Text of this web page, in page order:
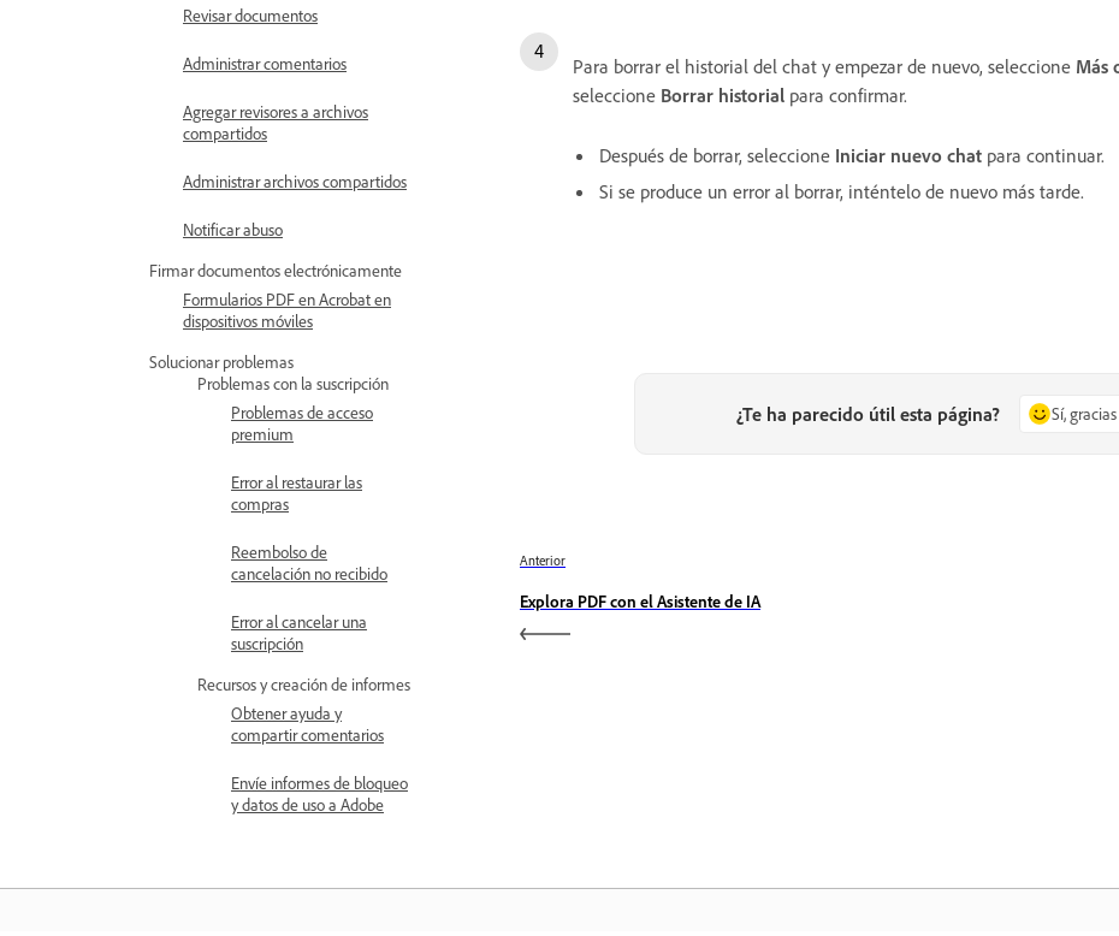
Revisar documentos
Administrar comentarios
Agregar revisores a archivos
compartidos
Administrar archivos compartidos
Notificar abuso
Firmar documentos electrónicamente
Formularios PDF en Acrobat en
dispositivos móviles
Solucionar problemas
Problemas con la suscripción
Problemas de acceso
premium
Error al restaurar las
compras
Reembolso de
cancelación no recibido
Error al cancelar una
suscripción
Recursos y creación de informes
Obtener ayuda y
compartir comentarios
Envíe informes de bloqueo
y datos de uso a Adobe
Para borrar el historial del chat y empezar de nuevo, seleccione Más
seleccione Borrar historial para confirmar.
Después de borrar, seleccione Iniciar nuevo chat para continuar.
Si se produce un error al borrar, inténtelo de nuevo más tarde.
¿Te ha parecido útil esta página? Sí, gracias
Anterior
Explora PDF con el Asistente de IA